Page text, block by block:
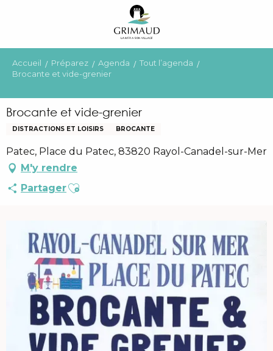
principal
Accueil Préparez Agenda
Tout l’agenda
Brocante et vide-grenier
Brocante et vide-grenier
DISTRACTIONS ET LOISIRS BROCANTE
Patec, Place du Patec, 83820 Rayol-Canadel-sur-Mer
M'y rendre
PartagerAjouter aux favoris